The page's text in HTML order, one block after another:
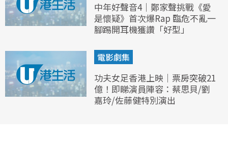
中年好聲音4｜鄭家聲挑戰《愛
是懷疑》首次爆Rap 臨危不亂一
腳踢開耳機獲讚「好型」
電影劇集
功夫女足香港上映｜票房突破21
億！即睇演員陣容：蔡思貝/劉
嘉玲/佐藤健特別演出